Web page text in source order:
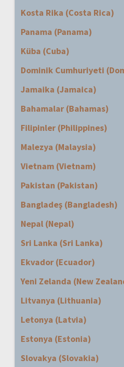
Kosta Rika (Costa Rica)
Panama (Panama)
Küba (Cuba)
Dominik Cumhuriyeti
Jamaika (Jamaica)
Bahamalar (Bahamas)
Filipinler (Philippines)
Malezya (Malaysia)
Vietnam (Vietnam)
Pakistan (Pakistan)
Bangladeş (Bangladesh)
Nepal (Nepal)
Sri Lanka (Sri Lanka)
Ekvador (Ecuador)
Yeni Zelanda (New
Litvanya (Lithuania)
Letonya (Latvia)
Estonya (Estonia)
Slovakya (Slovakia)